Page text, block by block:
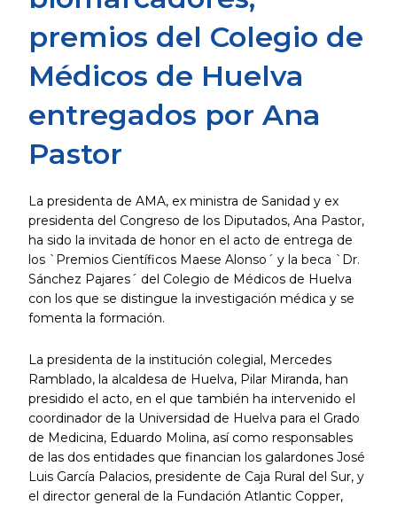
premios del Colegio de
Médicos de Huelva
entregados por Ana
Pastor
La presidenta de AMA, ex ministra de Sanidad y ex
presidenta del Congreso de los Diputados, Ana Pastor,
ha sido la invitada de honor en el acto de entrega de
los `Premios Científicos Maese Alonso´ y la beca `Dr.
Sánchez Pajares´ del Colegio de Médicos de Huelva
con los que se distingue la investigación médica y se
fomenta la formación.
La presidenta de la institución colegial, Mercedes
Ramblado, la alcaldesa de Huelva, Pilar Miranda, han
presidido el acto, en el que también ha intervenido el
coordinador de la Universidad de Huelva para el Grado
de Medicina, Eduardo Molina, así como responsables
de las dos entidades que financian los galardones José
Luis García Palacios, presidente de Caja Rural del Sur, y
el director general de la Fundación Atlantic Copper,